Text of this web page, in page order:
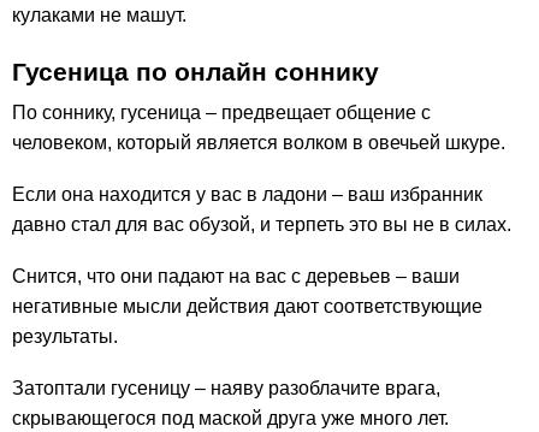
кулаками не машут.
Гусеница по онлайн соннику
По соннику, гусеница – предвещает общение с
человеком, который является волком в овечьей шкуре.
Если она находится у вас в ладони – ваш избранник
давно стал для вас обузой, и терпеть это вы не в силах.
Снится, что они падают на вас с деревьев – ваши
негативные мысли действия дают соответствующие
результаты.
Затоптали гусеницу – наяву разоблачите врага,
скрывающегося под маской друга уже много лет.